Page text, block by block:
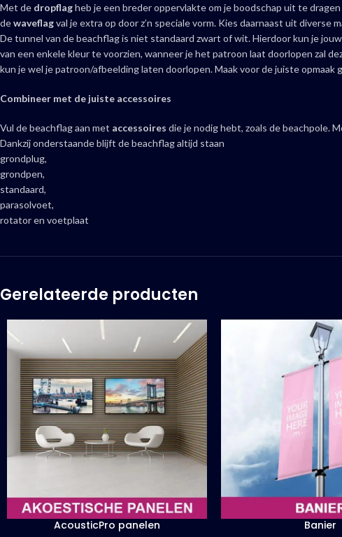
Met de dropflagheb je een breder oppervlakte om je boodschap uit te
dewaveflagval je extra op door z’n speciale vorm. Kies daarnaast uit diverse
De tunnel van de beachflag is niet standaard zwart of wit. Hierdoor kun je
van een enkele kleur te voorzien, wanneer je het patroon laat doorlopen zal
kun je wel je patroon/afbeelding laten doorlopen. Maak voor de juiste
Combineer met de juiste accessoires
Vul de beachflag aan met accessoires die je nodig hebt, zoals de beachpole.
Dankzij onderstaande blijft de beachflag altijd staan
grondplug,
grondpen,
standaard,
parasolvoet,
rotator en voetplaat
Gerelateerde producten
AcousticPro panelen Banier